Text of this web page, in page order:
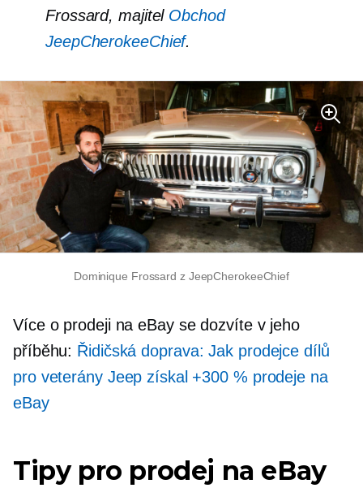
Frossard, majitel Obchod
JeepCherokeeChief.
Dominique Frossard z JeepCherokeeChief
Více o prodeji na eBay se dozvíte v jeho
příběhu: Řidičská doprava: Jak prodejce dílů
pro veterány Jeep získal +300 % prodeje na
eBay
Tipy pro prodej na eBay